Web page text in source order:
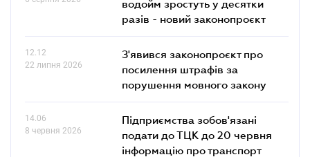
водойм зростуть у десятки
разів - новий законопроєкт
12.12
22 липня 2026
З'явився законопроєкт про
посилення штрафів за
порушення мовного закону
14.06
8 червня 2026
Підприємства зобов'язані
подати до ТЦК до 20 червня
інформацію про транспорт